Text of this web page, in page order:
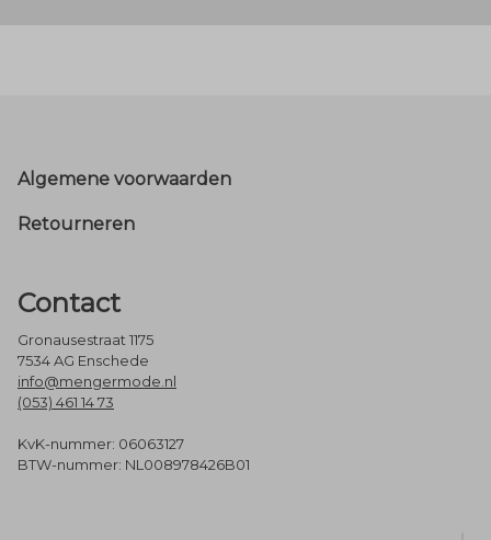
Footer
Algemene voorwaarden
Retourneren
Contact
Gronausestraat 1175
7534 AG Enschede
info@mengermode.nl
(053) 461 14 73
KvK-nummer: 06063127
BTW-nummer: NL008978426B01